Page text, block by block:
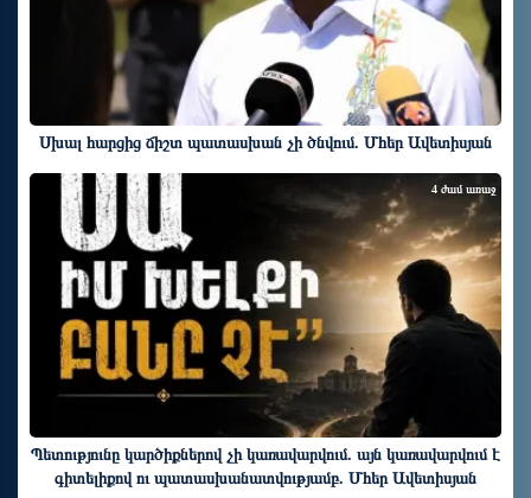
Սխալ հարցից ճիշտ պատասխան չի ծնվում. Մհեր Ավետիսյան
Պետությունը կարծիքներով չի կառավարվում. այն կառավարվում է
գիտելիքով ու պատասխանատվությամբ. Մհեր Ավետիսյան
4 ժամ առաջ